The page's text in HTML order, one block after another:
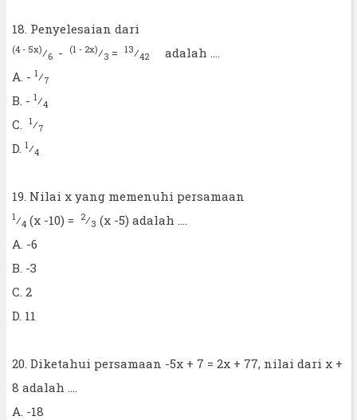
18. Penyelesaian dari
(4 - 5x)⁄6 - (1 - 2x)⁄3 = 13⁄42
adalah ....
A. - 1⁄7
B. - 1⁄4
C. 1⁄7
D. 1⁄4
19. Nilai x yang memenuhi persamaan
1⁄4 (x -10) = 2⁄3 (x -5) adalah ....
A. -6
B. -3
C. 2
D. 11
20. Diketahui persamaan -5x + 7 = 2x + 77, nilai dari x +
8 adalah ....
A. -18